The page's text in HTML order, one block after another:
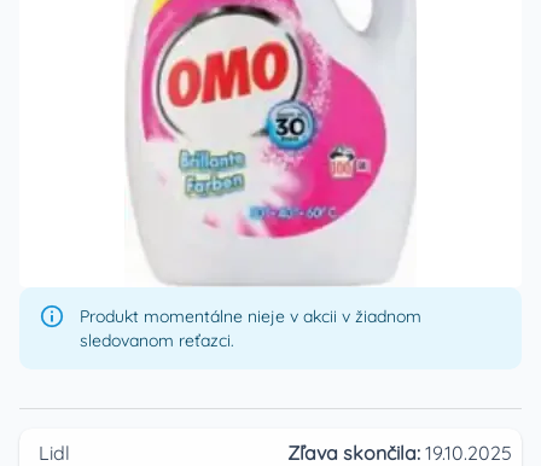
Produkt momentálne nieje v akcii v žiadnom
sledovanom reťazci.
Lidl Zľava skončila: 19.10.2025